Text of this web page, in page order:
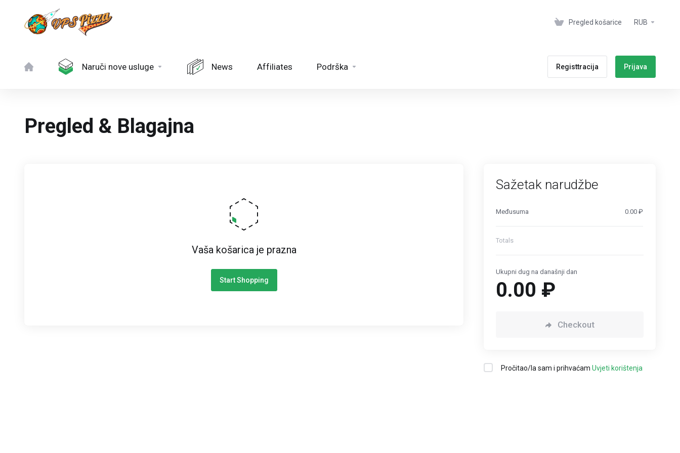
Pregled košarice RUB
Naruči nove usluge News Affiliates Podrška Registtracija Prijava
Pregled & Blagajna
Vaša košarica je prazna
Start Shopping
Sažetak narudžbe
Međusuma 0.00 ₽
Totals
Ukupni dug na današnji dan
0.00 ₽
Checkout
Pročitao/la sam i prihvaćam Uvjeti korištenja